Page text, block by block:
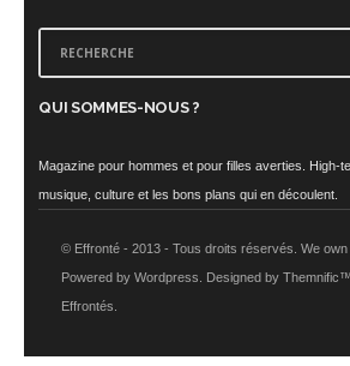
QUI SOMMES-NOUS ?
Magazine pour hommes et pour filles averties. High-
musique, culture et les bons plans qui en découlent.
© Effronté - 2013 - Tous droits réservés. We own
Powered by Wordpress. Designed by
Effrontés.